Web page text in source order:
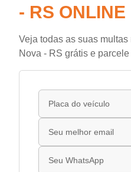
- RS ONLINE
Veja todas as suas
Nova - RS grátis e